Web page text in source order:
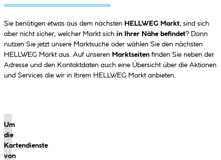
Sie benötigen etwas aus dem nächsten HELLWEG Markt, sind sich
aber nicht sicher, welcher Markt sich in Ihrer Nähe befindet? Dann
nutzen Sie jetzt unsere Marktsuche oder wählen Sie den nächsten
HELLWEG Markt aus. Auf unseren Marktseiten finden Sie neben der
Adresse und den Kontaktdaten auch eine Übersicht über die Aktionen
und Services die wir in Ihrem HELLWEG Markt anbieten.
Um
die
Kartendienste
von